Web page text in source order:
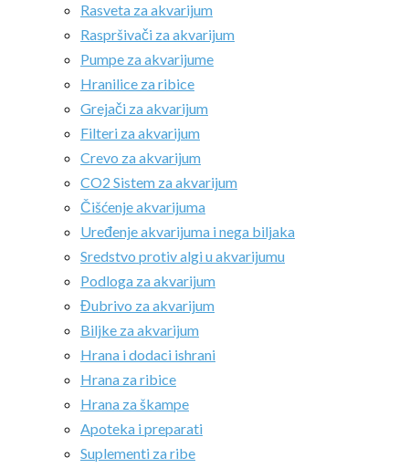
Rasveta za akvarijum
Raspršivači za akvarijum
Pumpe za akvarijume
Hranilice za ribice
Grejači za akvarijum
Filteri za akvarijum
Crevo za akvarijum
CO2 Sistem za akvarijum
Čišćenje akvarijuma
Uređenje akvarijuma i nega biljaka
Sredstvo protiv algi u akvarijumu
Podloga za akvarijum
Đubrivo za akvarijum
Biljke za akvarijum
Hrana i dodaci ishrani
Hrana za ribice
Hrana za škampe
Apoteka i preparati
Suplementi za ribe